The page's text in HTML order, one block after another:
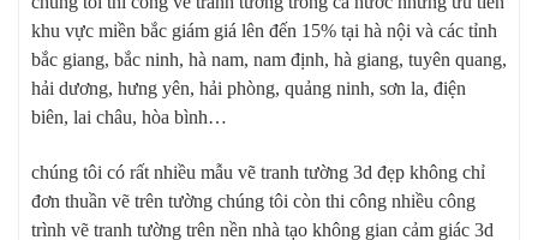
khu vực miền bắc giám giá lên đến 15% tại hà nội và các tỉnh
bắc giang, bắc ninh, hà nam, nam định, hà giang, tuyên quang,
hải dương, hưng yên, hải phòng, quảng ninh, sơn la, điện
biên, lai châu, hòa bình…
chúng tôi có rất nhiều mẫu vẽ tranh tường 3d đẹp không chỉ
đơn thuần vẽ trên tường chúng tôi còn thi công nhiều công
trình vẽ tranh tường trên nền nhà tạo không gian cảm giác 3d